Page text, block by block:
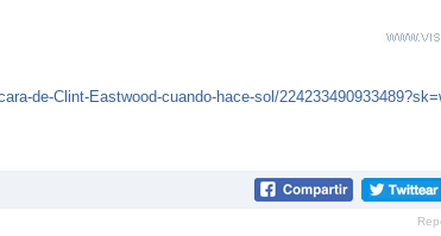
de-Clint-Eastwood-cuando-hace-sol/